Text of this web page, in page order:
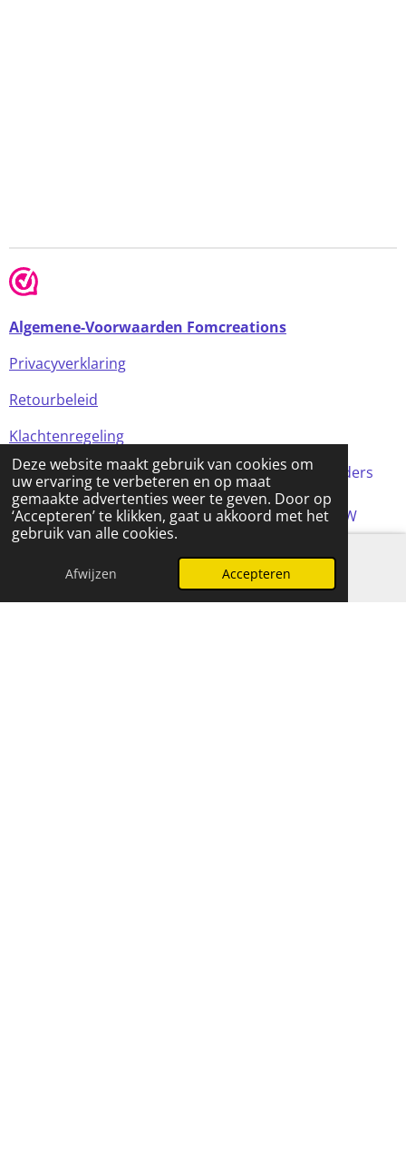
Deze website maakt gebruik van cookies om
uw ervaring te verbeteren en op maat
gemaakte advertenties weer te geven. Door op
‘Accepteren’ te klikken, gaat u akkoord met het
gebruik van alle cookies.
Afwijzen Accepteren
Algemene-Voorwaarden Fomcreations
Privacyverklaring
Retourbeleid
Klachtenregeling
Alle prijzen in de webshop zijn incl BTW (tenzij anders
aangegeven)
© 2024 FOMCreations, KvK Utrecht 70316023 . BTW
NL858256356B01
E-mailadres